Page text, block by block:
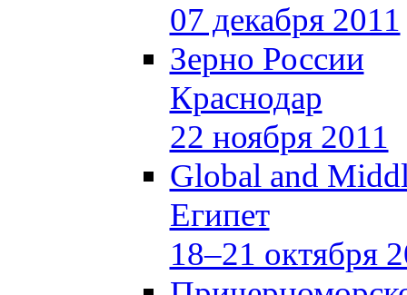
07 декабря 2011
Зерно России
Краснодар
22 ноября 2011
Global and
Египет
18–21 октября